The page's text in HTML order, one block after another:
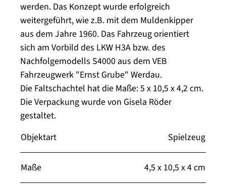
werden. Das Konzept wurde erfolgreich
weitergeführt, wie z.B. mit dem Muldenkipper
aus dem Jahre 1960. Das Fahrzeug orientiert
sich am Vorbild des LKW H3A bzw. des
Nachfolgemodells S4000 aus dem VEB
Fahrzeugwerk "Ernst Grube" Werdau.
Die Faltschachtel hat die Maße: 5 x 10,5 x 4,2 cm.
Die Verpackung wurde von Gisela Röder
gestaltet.
Objektart
Spielzeug
Maße 4,5 x 10,5 x 4 cm